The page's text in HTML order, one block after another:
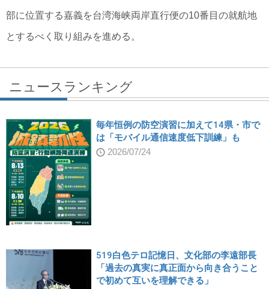
部に位置する嘉義を台湾海峡両岸直行便の10番目の就航地
とするべく取り組みを進める。
ニュースランキング
毎年恒例の防空演習に加えて14県・市で
は「モバイル通信速度低下訓練」も
2026/07/24
519白色テロ記憶日、文化部の李遠部長
「過去の真実に真正面から向き合うこと
で初めて互いを理解できる」